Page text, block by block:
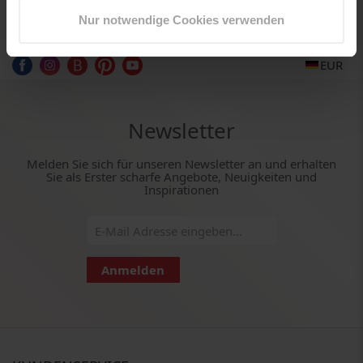
Nur notwendige Cookies verwenden
EUR
Newsletter
Melden Sie sich für unseren Newsletter an und erhalten
Sie als Erster scharfe Angebote, Neuigkeiten und
Inspirationen
Anmelden